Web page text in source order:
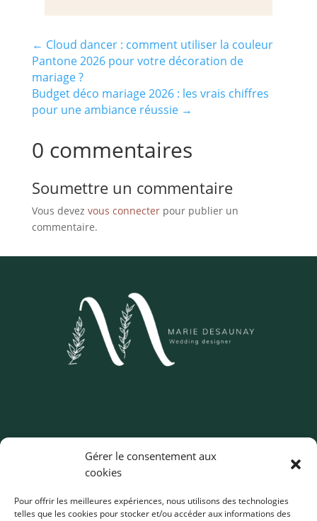
Gérer le consentement aux
cookies
Pour offrir les meilleures expériences, nous utilisons des technologies
telles que les cookies pour stocker et/ou accéder aux informations des
← Cloud dancer : comment utiliser la couleur
Pantone 2026 pour votre décoration de
mariage ?
Budget déco mariage 2026 : les vrais chiffres
pour une ambiance réussie→
0 commentaires
Soumettre un commentaire
Vous devez vous connecterpour publier un
commentaire.
Décoratrice de mariages spécialisée en colorimétrie